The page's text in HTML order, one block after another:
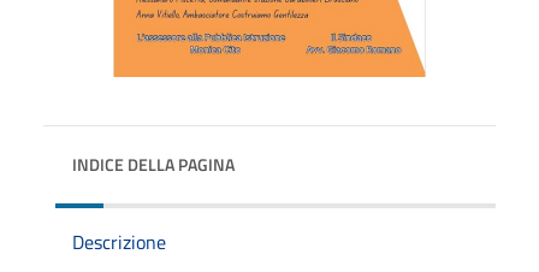
INDICE DELLA PAGINA
Descrizione